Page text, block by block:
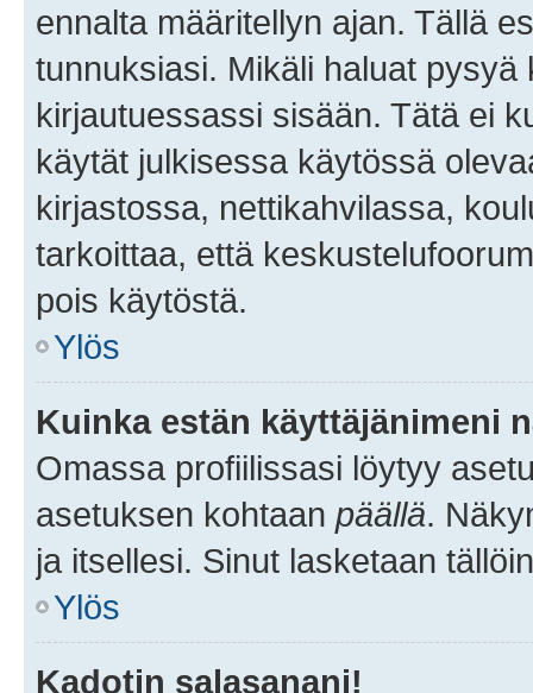
ennalta määritellyn ajan. Tällä
tunnuksiasi. Mikäli haluat
kirjautuessassi sisään. Tätä ei
käytät julkisessa käytössä
kirjastossa, nettikahvilassa,
tarkoittaa, että
pois käytöstä.
Ylös
Kuinka estän käyttäjänimeni
Omassa profiilissasi löytyy
asetuksen kohtaan päällä.
ja itsellesi. Sinut lasketaan
Ylös
Kadotin salasanani!